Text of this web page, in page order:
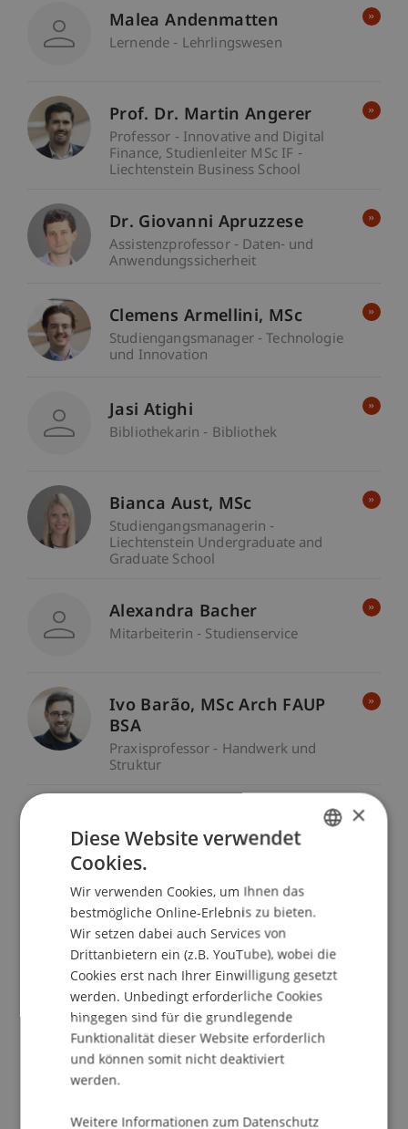
Malea Andenmatten
Lernende - Lehrlingswesen
Prof. Dr. Martin Angerer
Professor - Innovative and Digital
Finance Studienleiter MSc IF -
Liechtenstein Business School
Dr. Giovanni Apruzzese
Assistenzprofessor - Daten- und
Anwendungssicherheit
Clemens Armellini MSc
Studiengangsmanager - Technologie
und Innovation
Jasi Atighi
Bibliothekarin - Bibliothek
Bianca Aust MSc
Studiengangsmanagerin -
Liechtenstein Undergraduate and
Graduate School
Alexandra Bacher
Mitarbeiterin - Studienservice
Ivo Barão MSc Arch FAUP
BSA
Praxisprofessor - Handwerk und
Struktur
Studiengangsmanager - Liechtenstein
Undergraduate and Graduate School
Dr. rer. oec. Merlin Bartel
Postdoktorand - Finance
Michele Baumann
Wissenschaftlicher Assistent -
Information Systems und Digital
Innovation
ThomasBeales MSc, MSc, BA
×
Diese Website verwendet
Cookies.
Wir verwenden Cookies, um Ihnen das
bestmögliche Online-Erlebnis zu bieten.
Wir setzen dabei auch Services von
Drittanbietern ein (z.B. YouTube), wobei die
Cookies erst nach Ihrer Einwilligung gesetzt
werden. Unbedingt erforderliche Cookies
hingegen sind für die grundlegende
Funktionalität dieser Website erforderlich
und können somit nicht deaktiviert
werden.
Weitere Informationen zum Datenschutz